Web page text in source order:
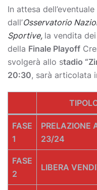
In attesa
dall’Osservatorio
Sportive, la vendita
della Finale Playoff
svolgerà allo stadio
20:30, sarà articolata
FASE
1
PRELAZIONE
23/24
FASE
2
LIBERA